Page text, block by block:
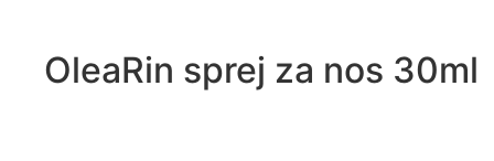
OleaRin sprej za nos 30ml